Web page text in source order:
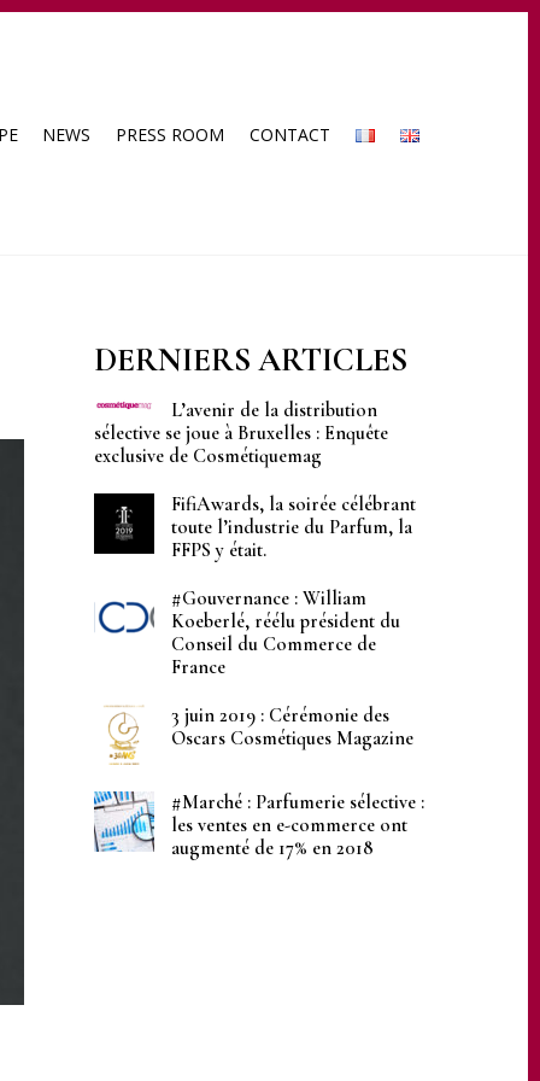
NEWS PRESS ROOM CONTACT
DERNIERS ARTICLES
L’avenir de la distribution
sélective se joue à Bruxelles : Enquête
exclusive de Cosmétiquemag
FifiAwards, la soirée célébrant
toute l’industrie du Parfum, la
FFPS y était.
#Gouvernance : William
Koeberlé, réélu président du
Conseil du Commerce de
France
3 juin 2019 : Cérémonie des
Oscars Cosmétiques Magazine
#Marché : Parfumerie sélective :
les ventes en e-commerce ont
augmenté de 17% en 2018